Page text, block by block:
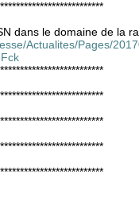
dans le domaine de la
Actualites/Pages/